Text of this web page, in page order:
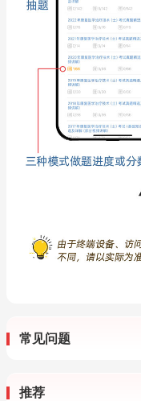
常见问题
推荐